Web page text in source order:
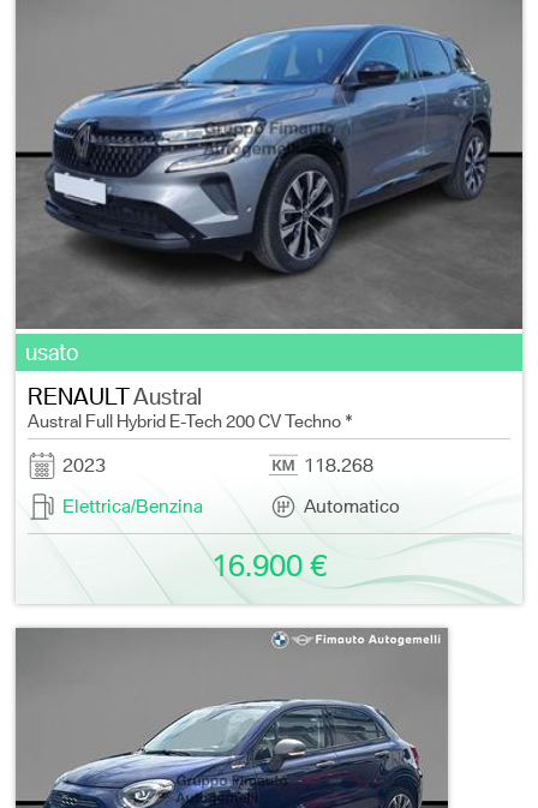
usato
RENAULTAustral
Austral Full Hybrid E-Tech 200 CV Techno *
2023
118.268
Elettrica/Benzina
Automatico
16.900 €